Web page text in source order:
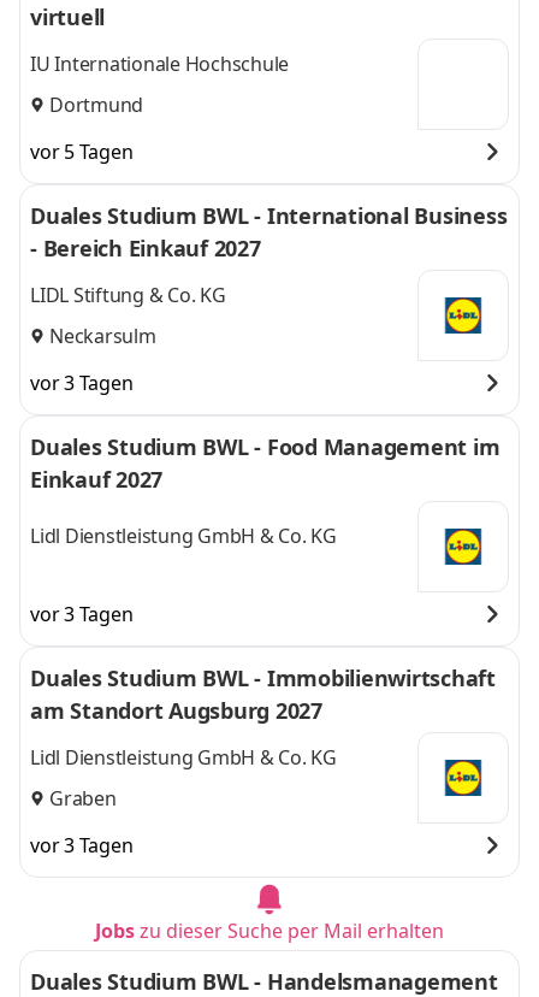
virtuell
IU Internationale Hochschule
Dortmund
vor 5 Tagen
Duales Studium BWL - International Business
- Bereich Einkauf 2027
LIDL Stiftung & Co. KG
Neckarsulm
vor 3 Tagen
Duales Studium BWL - Food Management im
Einkauf 2027
Lidl Dienstleistung GmbH & Co. KG
vor 3 Tagen
Duales Studium BWL - Immobilienwirtschaft
am Standort Augsburg 2027
Lidl Dienstleistung GmbH & Co. KG
Graben
vor 3 Tagen
Jobszu dieser Suche per Mail erhalten
Duales Studium BWL - Handelsmanagement